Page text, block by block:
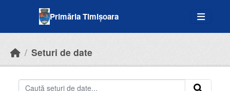
Primăria Timișoara
Seturi de date